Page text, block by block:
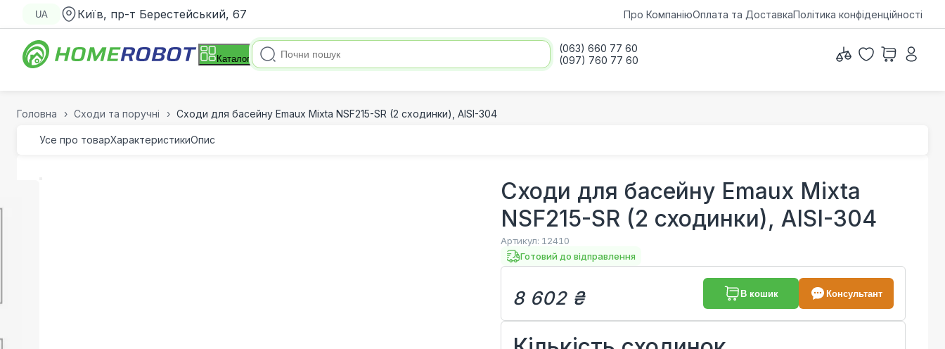
UA Київ, пр-т Берестейський, 67 Про КомпаніюОплата та ДоставкаПолітика конфіденційності
Каталог
(063) 660 77 60
(097) 760 77 60
Головна Сходи та поручні Сходи для басейну Emaux Mixta NSF215-SR (2 сходинки), AISI-304
Усе про товарХарактеристикиОпис
Сходи для басейну Emaux Mixta
NSF215-SR (2 сходинки), AISI-304
Артикул: 12410
Готовий до відправлення
8 602 ₴ В кошик Консультант